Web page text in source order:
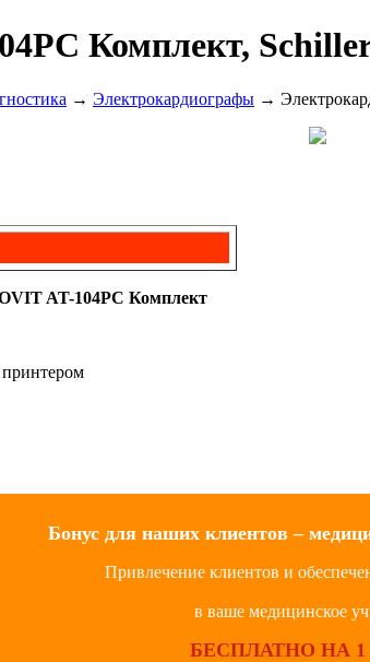
Комплект,
→ Электрокардиографы →
AT-104PC Комплект
Бонус для наших клиентов –
Привлечение клиентов и
в ваше медицинское
БЕСПЛАТНО НА